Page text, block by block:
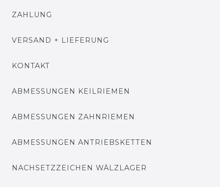
ZAHLUNG
VERSAND + LIEFERUNG
KONTAKT
ABMESSUNGEN KEILRIEMEN
ABMESSUNGEN ZAHNRIEMEN
ABMESSUNGEN ANTRIEBSKETTEN
NACHSETZZEICHEN WÄLZLAGER